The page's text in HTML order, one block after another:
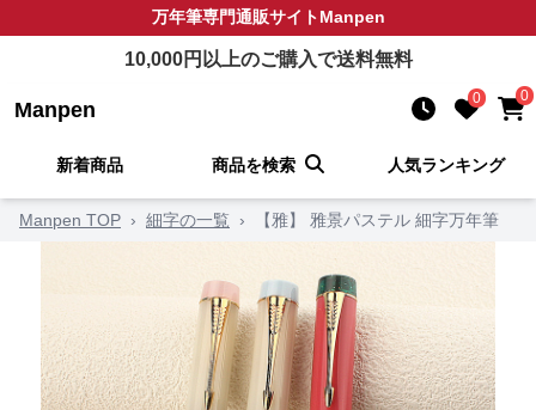
万年筆専門通販サイトManpen
10,000円以上のご購入で送料無料
Manpen 0 0
新着商品 商品を検索 人気ランキング
Manpen TOP › 細字の一覧 › 【雅】 雅景パステル 細字万年筆